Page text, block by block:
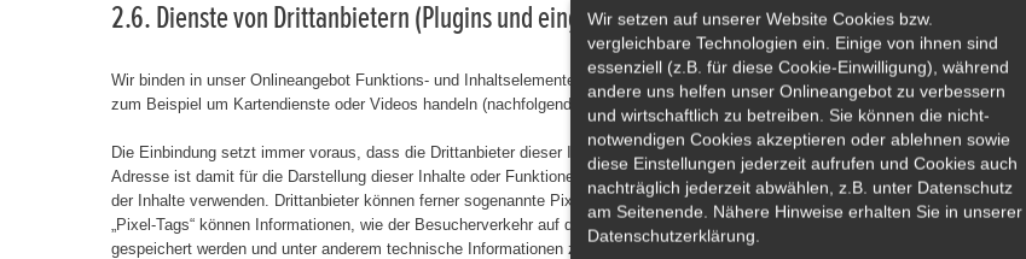
2.6. Dienste von Drittanbietern (Plugins und eingebettete Funktionen sowie Inhalte)
Wir binden in unser Onlineangebot Funktions- und Inhaltselemente ein, die von den Servern ihrer jeweiligen Anbieter (nachfolgend
zum Beispiel um Kartendienste oder Videos handeln (nachfolgend einheitlich bezeichnet als „Inhalte”).
Die Einbindung setzt immer voraus, dass die Drittanbieter dieser Inhalte die IP-Adresse der Nutzer verarbeiten, da sie ohne die
Adresse ist damit für die Darstellung dieser Inhalte oder Funktionen erforderlich. Wir bemühen uns, nur solche Inhalte zu
der Inhalte verwenden. Drittanbieter können ferner sogenannte Pixel-Tags (unsichtbare Grafiken, auch als „Web Beacons“
„Pixel-Tags“ können Informationen, wie der Besucherverkehr auf den Seiten dieser Webseite, ausgewertet werden. Die
gespeichert werden und unter anderem technische Informationen zum Browser und zum Betriebssystem, zu verweisenden
Wir setzen auf unserer Website Cookies bzw.
vergleichbare Technologien ein. Einige von ihnen sind
essenziell (z.B. für diese Cookie-Einwilligung), während
andere uns helfen unser Onlineangebot zu verbessern
und wirtschaftlich zu betreiben. Sie können die nicht-
notwendigen Cookies akzeptieren oder ablehnen sowie
diese Einstellungen jederzeit aufrufen und Cookies auch
nachträglich jederzeit abwählen, z.B. unter Datenschutz
am Seitenende. Nähere Hinweise erhalten Sie in unserer
Datenschutzerklärung.